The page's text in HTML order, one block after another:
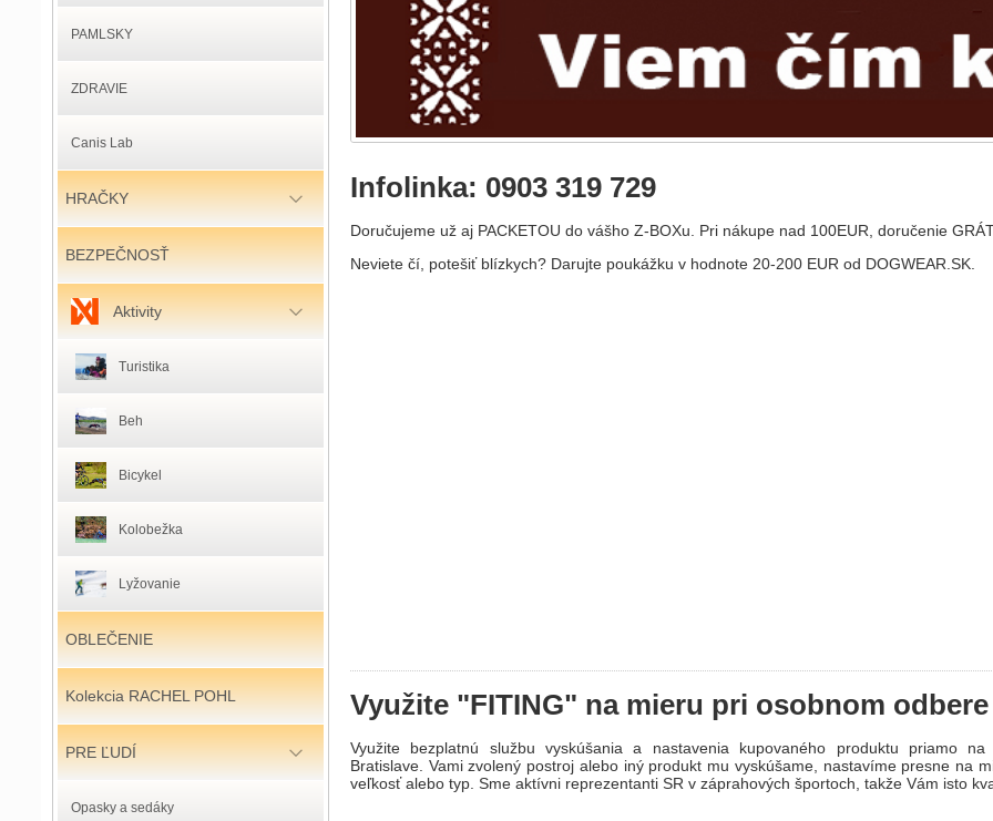
PAMLSKY
ZDRAVIE
Canis Lab
HRAČKY
BEZPEČNOSŤ
Aktivity
Turistika
Beh
Bicykel
Kolobežka
Lyžovanie
OBLEČENIE
Kolekcia RACHEL POHL
PRE ĽUDÍ
Opasky a sedáky
Infolinka: 0903 319 729
Doručujeme už aj PACKETOU do vášho Z-BOXu. Pri nákupe nad 100EUR, doručenie
Neviete čí, potešiť blízkych? Darujte poukážku v hodnote 20-200 EUR od DOGWEAR.SK.
Využite "FITING" na mieru pri osobnom
Využite bezplatnú službu vyskúšania a nastavenia kupovaného produktu priamo
Bratislave. Vami zvolený postroj alebo iný produkt mu vyskúšame, nastavíme presne na
veľkosť alebo typ. Sme aktívni reprezentanti SR v záprahových športoch, takže Vám isto